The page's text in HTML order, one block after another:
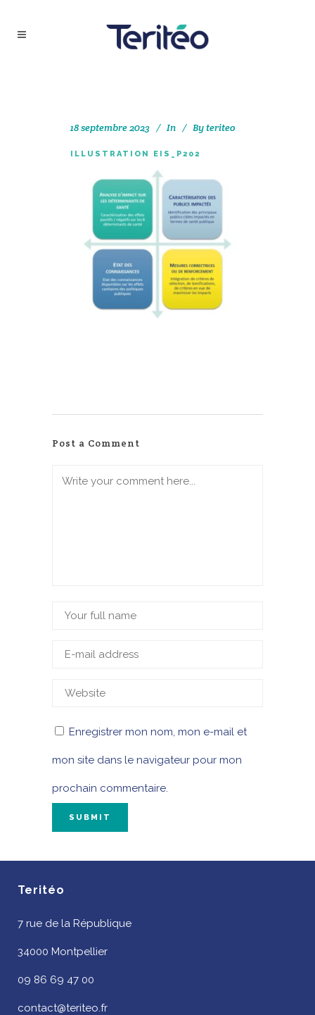
18 septembre 2023 In Byteriteo
ILLUSTRATION EIS_P202
Post a Comment
Enregistrer mon nom, mon e-mail et
mon site dans le navigateur pour mon
prochain commentaire.
Teritéo
7 rue de la République
34000 Montpellier
09 86 69 47 00
contact@teriteo.fr